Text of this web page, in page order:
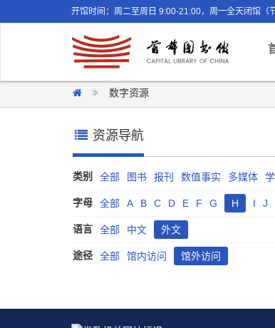
开馆时间：周二至周日 9:00-21:00，周一全天闭馆（
数字资源
资源导航
类别 全部 图书 报刊 数值事实 多媒体
字母 全部 A B C D E F G H I J
语言 全部 中文 外文
途径 全部 馆内访问 馆外访问